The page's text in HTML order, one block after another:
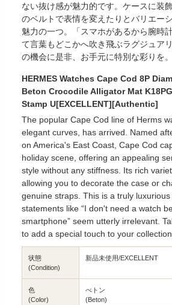
ない抜け感が魅力的です。ケースに装
のベルトで表情を変えたりとバリエー
魅力の一つ。「スマホがあるから腕時
て言葉もどこかへ吹き飛ぶラグジュア
の機会に是非、お手元に特別な彩りを。
HERMES Watches Cape Cod 8P
Beton Crocodile Alligator Mat
Stamp U[EXCELLENT][Authentic]
The popular Cape Cod line of Herms
elegant curves, has arrived. Named
on America's East Coast, Cape Cod
holiday scene, offering an appealing
style without any stiffness. Its rich
allowing you to decorate the case or
genuine straps. This is a truly
statements like “I don't need a watch
smartphone” seem utterly irrelevant.
to add a special touch to your collection.
状態
(Condition)
新品未使用/EXCELLENT
色
(Color)
べトン
(Beton)